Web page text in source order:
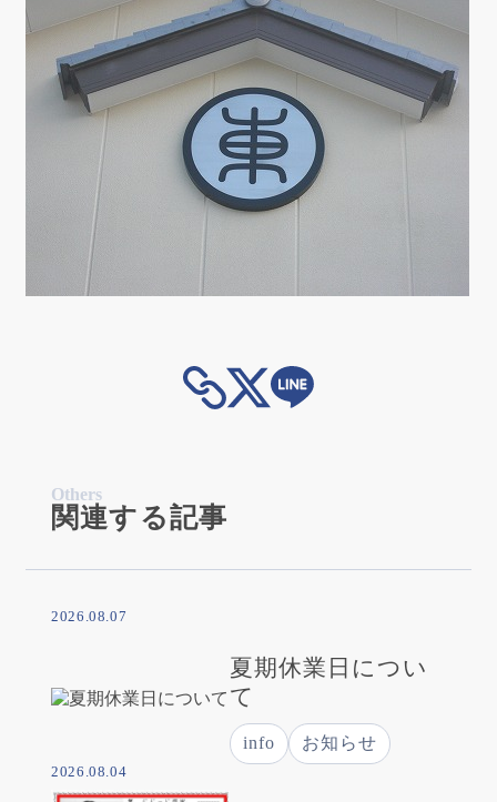
Others
関連する記事
2026.08.07
夏期休業日につい
て
info お知らせ
2026.08.04